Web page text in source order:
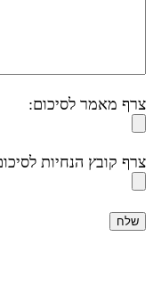
צרף מאמר לסיכום:
צרף קובץ הנחיות